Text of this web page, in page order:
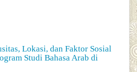
Lokasi, dan Faktor Sosial
Studi Bahasa Arab di